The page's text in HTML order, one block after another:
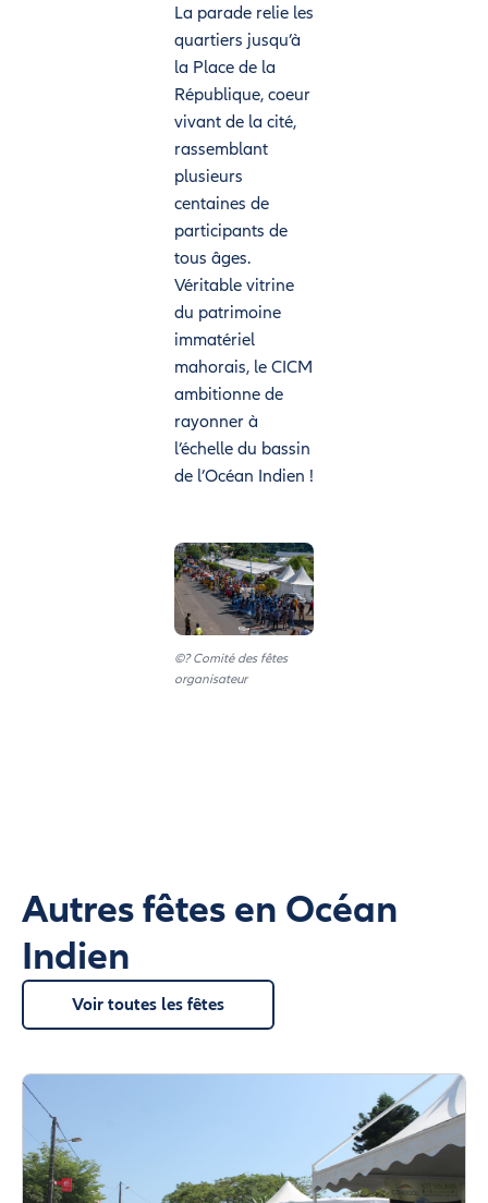
La parade relie les
quartiers jusqu’à
la Place de la
République, coeur
vivant de la cité,
rassemblant
plusieurs
centaines de
participants de
tous âges.
Véritable vitrine
du patrimoine
immatériel
mahorais, le CICM
ambitionne de
rayonner à
l’échelle du bassin
de l’Océan Indien !
©? Comité des fêtes
organisateur
Autres fêtes en Océan
Indien
Voir toutes les fêtes